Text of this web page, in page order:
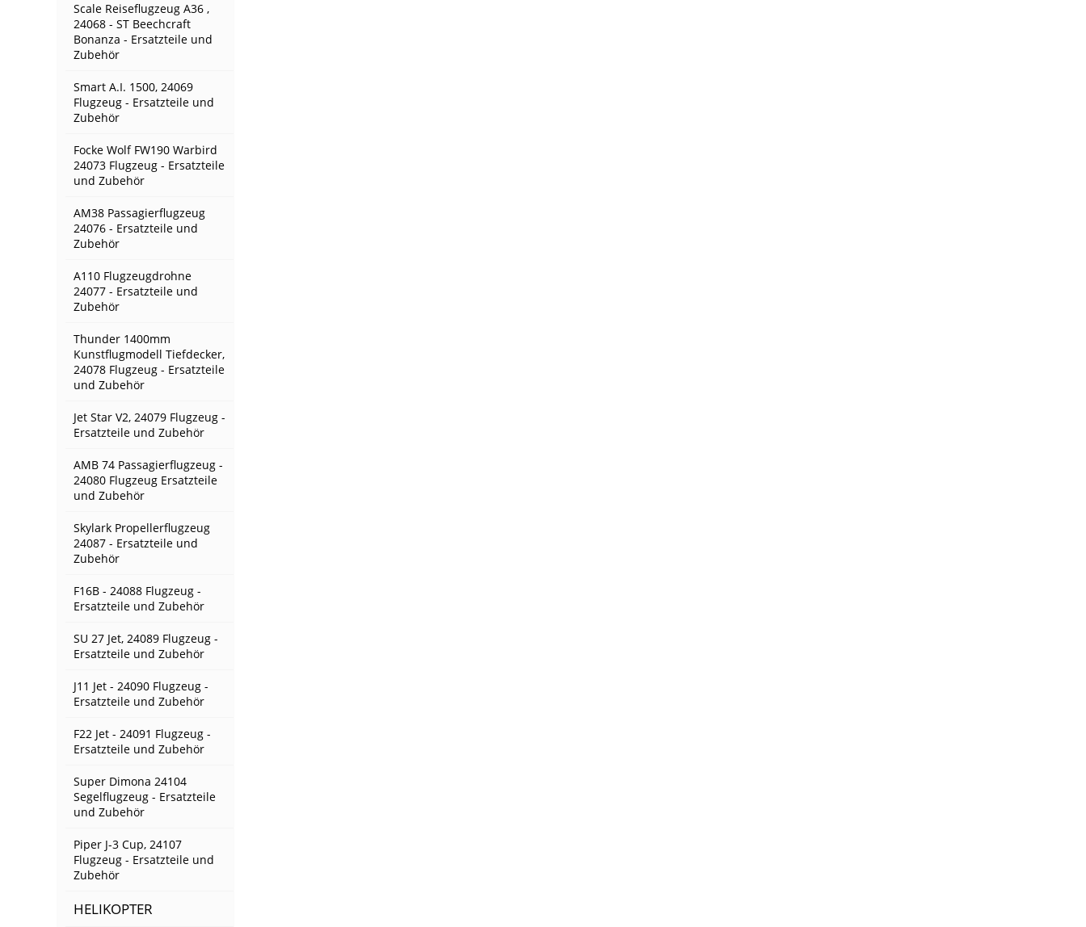
Scale Reiseflugzeug A36 ,
24068 - ST Beechcraft
Bonanza - Ersatzteile und
Zubehör
Smart A.I. 1500, 24069
Flugzeug - Ersatzteile und
Zubehör
Focke Wolf FW190 Warbird
24073 Flugzeug - Ersatzteile
und Zubehör
AM38 Passagierflugzeug
24076 - Ersatzteile und
Zubehör
A110 Flugzeugdrohne
24077 - Ersatzteile und
Zubehör
Thunder 1400mm
Kunstflugmodell Tiefdecker,
24078 Flugzeug - Ersatzteile
und Zubehör
Jet Star V2, 24079 Flugzeug -
Ersatzteile und Zubehör
AMB 74 Passagierflugzeug -
24080 Flugzeug Ersatzteile
und Zubehör
Skylark Propellerflugzeug
24087 - Ersatzteile und
Zubehör
F16B - 24088 Flugzeug -
Ersatzteile und Zubehör
SU 27 Jet, 24089 Flugzeug -
Ersatzteile und Zubehör
J11 Jet - 24090 Flugzeug -
Ersatzteile und Zubehör
F22 Jet - 24091 Flugzeug -
Ersatzteile und Zubehör
Super Dimona 24104
Segelflugzeug - Ersatzteile
und Zubehör
Piper J-3 Cup, 24107
Flugzeug - Ersatzteile und
Zubehör
HELIKOPTER